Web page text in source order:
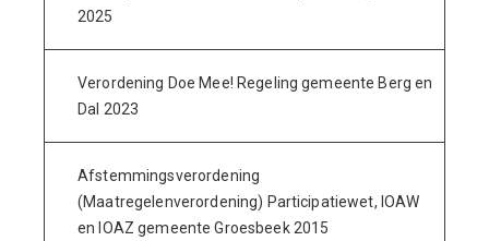
2025
Verordening Doe Mee! Regeling gemeente Berg en
Dal 2023
Afstemmingsverordening
(Maatregelenverordening) Participatiewet, IOAW
en IOAZ gemeente Groesbeek 2015